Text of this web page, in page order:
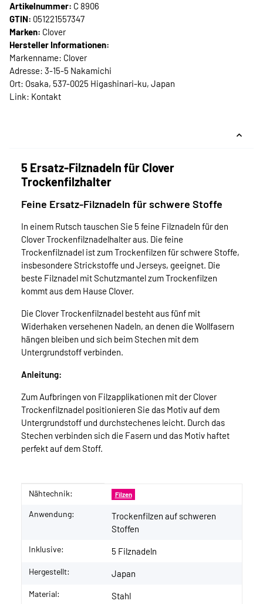
Artikelnummer: C 8906
GTIN: 051221557347
Marken: Clover
Hersteller Informationen:
Markenname: Clover
Adresse: 3-15-5 Nakamichi
Ort: Osaka, 537-0025 Higashinari-ku, Japan
Link: Kontakt
5 Ersatz-Filznadeln für Clover
Trockenfilzhalter
Feine Ersatz-Filznadeln für schwere Stoffe
In einem Rutsch tauschen Sie 5 feine Filznadeln für den
Clover Trockenfilznadelhalter aus. Die feine
Trockenfilznadel ist zum Trockenfilzen für schwere Stoffe,
insbesondere Strickstoffe und Jerseys, geeignet. Die
beste Filznadel mit Schutzmantel zum Trockenfilzen
kommt aus dem Hause Clover.
Die Clover Trockenfilznadel besteht aus fünf mit
Widerhaken versehenen Nadeln, an denen die Wollfasern
hängen bleiben und sich beim Stechen mit dem
Untergrundstoff verbinden.
Anleitung:
Zum Aufbringen von Filzapplikationen mit der Clover
Trockenfilznadel positionieren Sie das Motiv auf dem
Untergrundstoff und durchstechenes leicht. Durch das
Stechen verbinden sich die Fasern und das Motiv haftet
perfekt auf dem Stoff.
Produkteigenschaft
Wert
Nähtechnik: Filzen
Anwendung:
Trockenfilzen auf schweren
Stoffen
Inklusive: 5 Filznadeln
Hergestellt: Japan
Material: Stahl